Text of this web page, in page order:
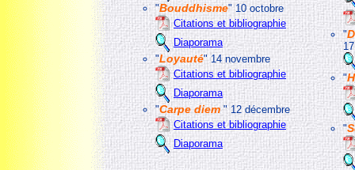
"Bouddhisme"10 octobre
Citations et bibliographie
Diaporama
"Loyauté" 14 novembre
Citations et bibliographie
Diaporama
"Carpe diem " 12 décembre
Citations et bibliographie
Diaporama
"
"
"